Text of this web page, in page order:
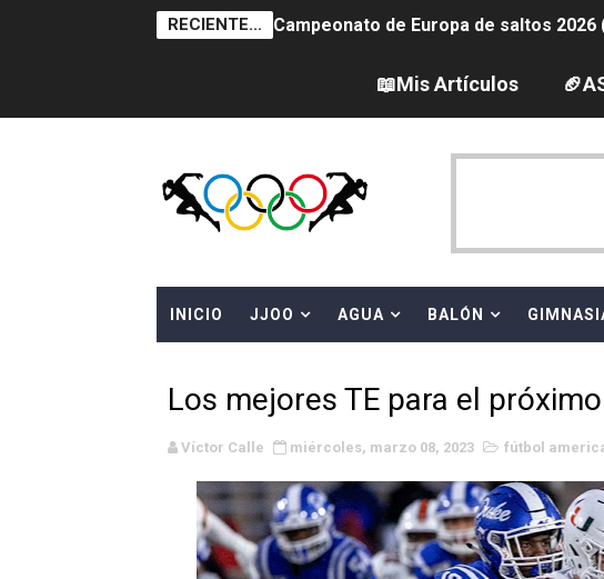
RECIENTE... Campeonato de Europa de saltos
Tour de Francia femenino 2026 - Etapa
Women's Pro Baseball League 2026
Campeonato de Europa de pentatlón
Campeonato de Europa de natación
Canadá Open 2026
WWE NXT - Myles Borne y Tavion
📖Mis Artículos
INICIO JJOO AGUA BALÓN
Los mejores TE para el
Víctor Calle miércoles, marzo 08, 2023 fútbol